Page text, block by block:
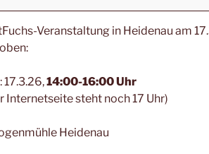
Veranstaltung in Heidenau am
17.3.26,14:00-16:00 Uhr
Internetseite steht noch 17 Uhr)
Heidenau